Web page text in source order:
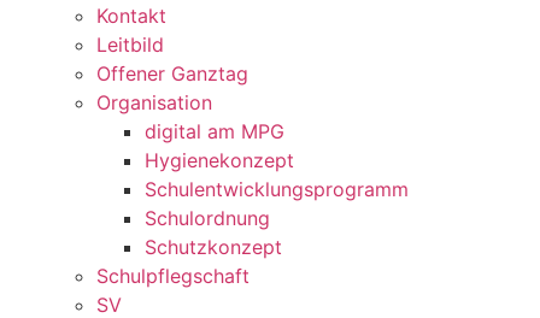
Kontakt
Leitbild
Offener Ganztag
Organisation
digital am MPG
Hygienekonzept
Schulentwicklungsprogramm
Schulordnung
Schutzkonzept
Schulpflegschaft
SV